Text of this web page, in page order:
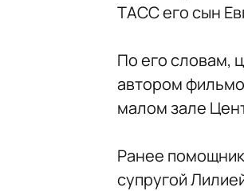
ТАСС его сын
По его словам,
автором
малом зале
Ранее
супругой